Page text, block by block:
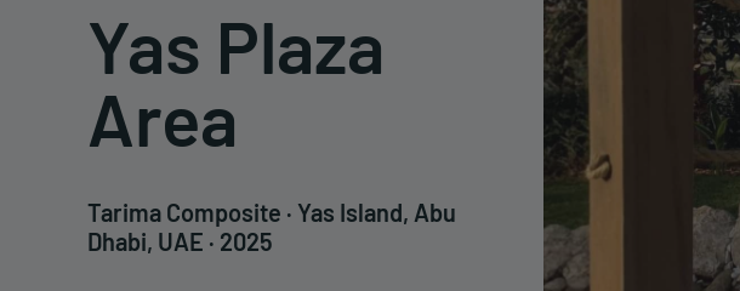
Yas Plaza
Area
Tarima Composite · Yas Island, Abu
Dhabi, UAE · 2025